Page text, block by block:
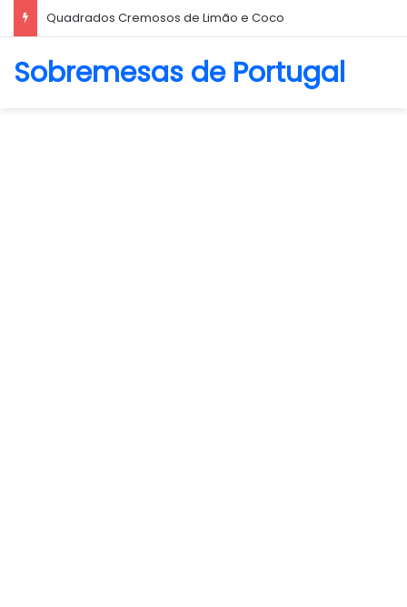
Quadrados Cremosos de Limão e Coco
Sobremesas de Portugal